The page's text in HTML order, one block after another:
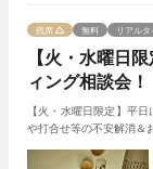
【火・水曜日
ィング相談会！
残席 無料 リアル
【火・水曜日限定】平
や打合せ等の不安解消＆